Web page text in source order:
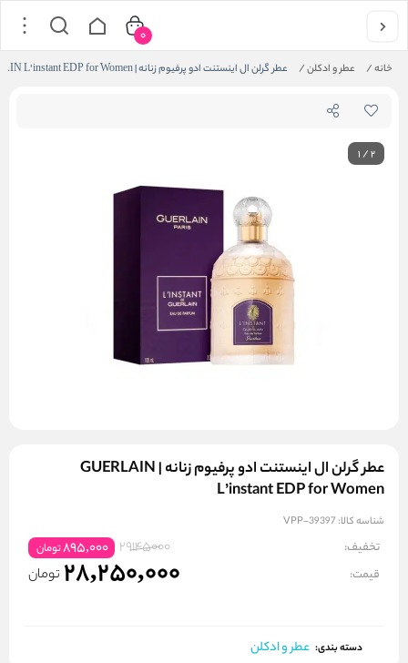
خانه/ عطر و ادکلن/ عطر گرلن ال اینستنت ادو پرفیوم زنانه | GUERLAIN L’instant EDP for Women
0
1/2
عطر گرلن ال اینستنت ادو پرفیوم زنانه | GUERLAIN
L’instant EDP for Women
شناسه کالا: VPP-39397
تخفیف: 29145000
895,000تومان
قیمت: 28,250,000 تومان
دسته بندی: عطر و ادکلن